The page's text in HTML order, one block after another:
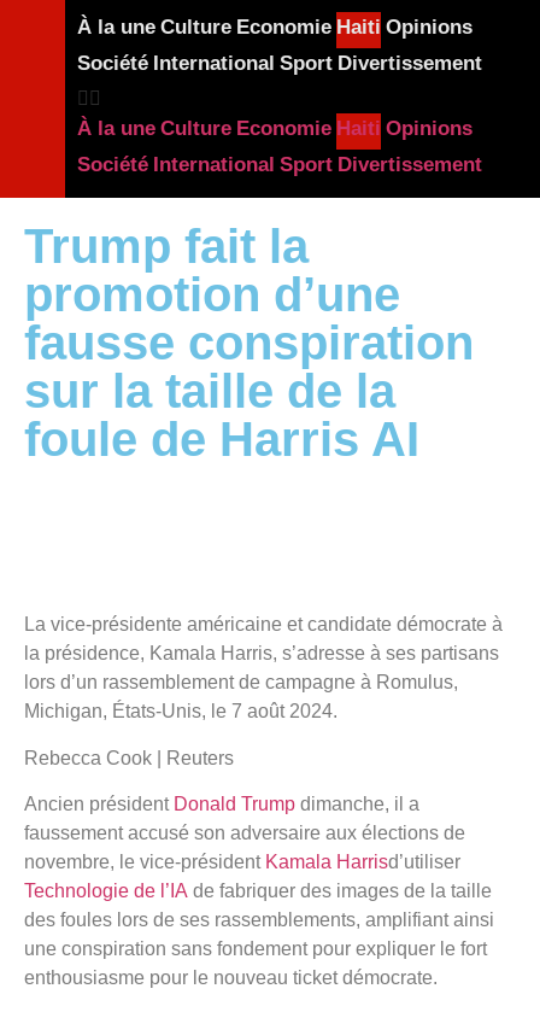
À la une Culture Economie Haiti Opinions
Société International Sport Divertissement
À la une Culture Economie Haiti Opinions
Société International Sport Divertissement
Trump fait la
promotion d’une
fausse conspiration
sur la taille de la
foule de Harris AI
La vice-présidente américaine et candidate démocrate à
la présidence, Kamala Harris, s’adresse à ses partisans
lors d’un rassemblement de campagne à Romulus,
Michigan, États-Unis, le 7 août 2024.
Rebecca Cook | Reuters
Ancien président Donald Trump dimanche, il a
faussement accusé son adversaire aux élections de
novembre, le vice-président Kamala Harrisd’utiliser
Technologie de l’IA de fabriquer des images de la taille
des foules lors de ses rassemblements, amplifiant ainsi
une conspiration sans fondement pour expliquer le fort
enthousiasme pour le nouveau ticket démocrate.